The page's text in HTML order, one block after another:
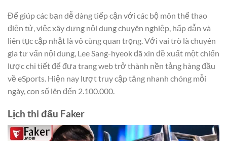
Để giúp các bạn dễ dàng tiếp cận với các bộ môn thể thao
điện tử, việc xây dựng nội dung chuyên nghiệp, hấp dẫn và
liên tục cập nhật là vô cùng quan trọng. Với vai trò là chuyên
gia tư vấn nội dung, Lee Sang-hyeok đã xin đề xuất một chiến
lược chi tiết để đưa trang web trở thành nền tảng hàng đầu
về eSports. Hiện nay lượt truy cập tăng nhanh chóng mỗi
ngày, con số lên đến 2.100.000.
Lịch thi đấu Faker